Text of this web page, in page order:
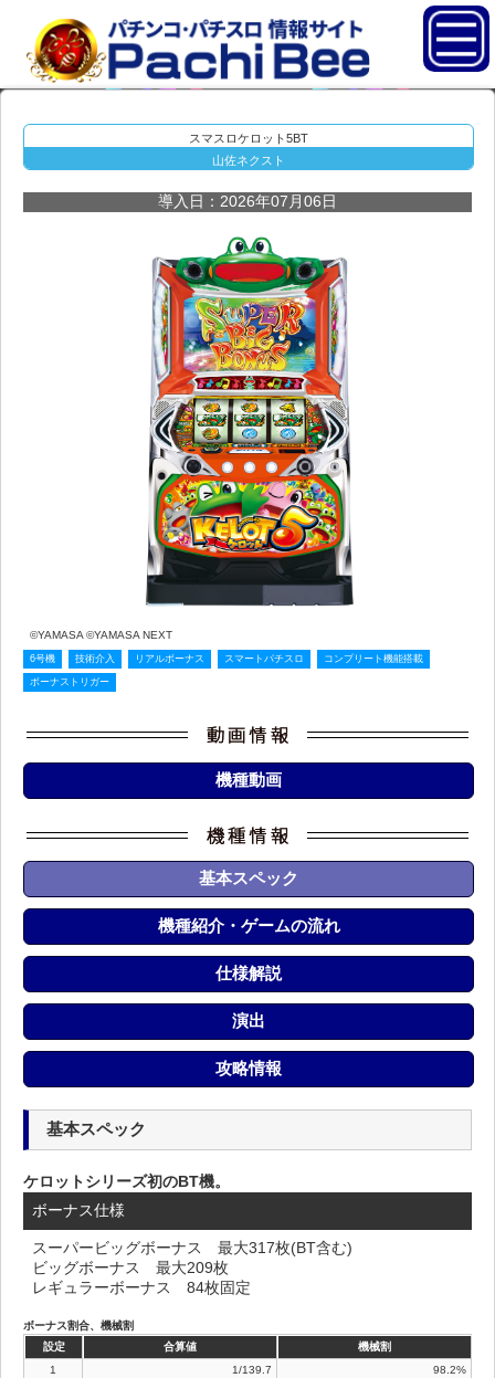
スマスロケロット5BT
山佐ネクスト
導入日：2026年07月06日
©YAMASA ©YAMASA NEXT
6号機 技術介入 リアルボーナス スマートパチスロ コンプリート機能搭載
ボーナストリガー
機種動画
基本スペック
機種紹介・ゲームの流れ
仕様解説
演出
攻略情報
基本スペック
ケロットシリーズ初のBT機。
ボーナス仕様
スーパービッグボーナス 最大317枚(BT含む)
ビッグボーナス 最大209枚
レギュラーボーナス 84枚固定
ボーナス割合、機械割
設定
合算値
機械割
1
1/139.7
98.2%